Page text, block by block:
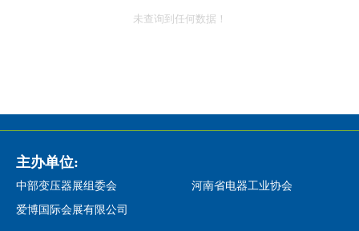
未查询到任何数据！
主办单位:
中部变压器展组委会
河南省电器工业协会
爱博国际会展有限公司